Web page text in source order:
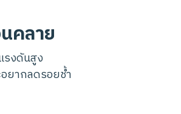
คลาย
รงดันสูง
ยากลดรอยช้ำ